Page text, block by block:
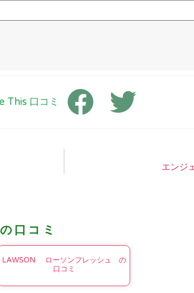
This 口コミ
エンジ
口コミ
LAWSON ローソンフレッシュ の
口コミ